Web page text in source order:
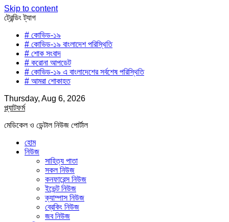
Skip to content
ট্রেন্ডিং ট্যাগ
# কোভিড-১৯
# কোভিড-১৯ বাংলাদেশ পরিস্থিতি
# শোক সংবাদ
# করোনা আপডেট
# কোভিড-১৯ এ বাংলাদেশের সর্বশেষ পরিস্থিতি
# আমরা শোকাহত
Thursday, Aug 6, 2026
প্ল্যাটফর্ম
মেডিকেল ও ডেন্টাল নিউজ পোর্টাল
হোম
নিউজ
সাহিত্য পাতা
সকল নিউজ
কনফারেন্স নিউজ
ইভেন্ট নিউজ
ক্যাম্পাস নিউজ
ব্রেকিং নিউজ
জব নিউজ